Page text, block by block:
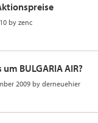
by zenc
BULGARIA AIR?
2009 by derneuehier